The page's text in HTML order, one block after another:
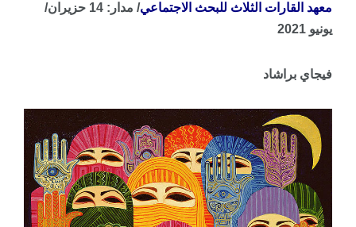
معهد القارات الثلاث للبحث الاجتماعي
/ مدار: 14 حزيران/
يونيو 2021
فيجاي براشاد